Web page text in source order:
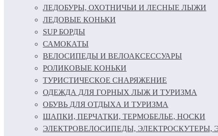
ЛЕДОБУРЫ, ОХОТНИЧЬИ И ЛЕСНЫЕ ЛЫЖИ
ЛЕДОВЫЕ КОНЬКИ
SUP БОРДЫ
САМОКАТЫ
ВЕЛОСИПЕДЫ И ВЕЛОАКСЕССУАРЫ
РОЛИКОВЫЕ КОНЬКИ
ТУРИСТИЧЕСКОЕ СНАРЯЖЕНИЕ
ОДЕЖДА ДЛЯ ГОРНЫХ ЛЫЖ И ТУРИЗМА
ОБУВЬ ДЛЯ ОТДЫХА И ТУРИЗМА
ШАПКИ, ПЕРЧАТКИ, ТЕРМОБЕЛЬЕ, НОСКИ
ЭЛЕКТРОВЕЛОСИПЕДЫ, ЭЛЕКТРОСКУТЕРЫ,